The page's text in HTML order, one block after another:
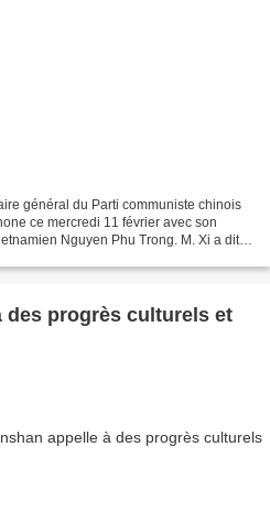
général du Parti communiste chinois
ce mercredi 11 février avec son
Nguyen Phu Trong. M. Xi a dit
des progrès culturels et